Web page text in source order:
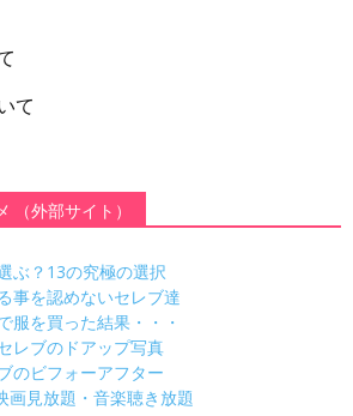
て
（外部サイト）
ぶ？13の究極の選択
事を認めないセレブ達
服を買った結果・・・
レブのドアップ写真
のビフォーアフター
画見放題・音楽聴き放題